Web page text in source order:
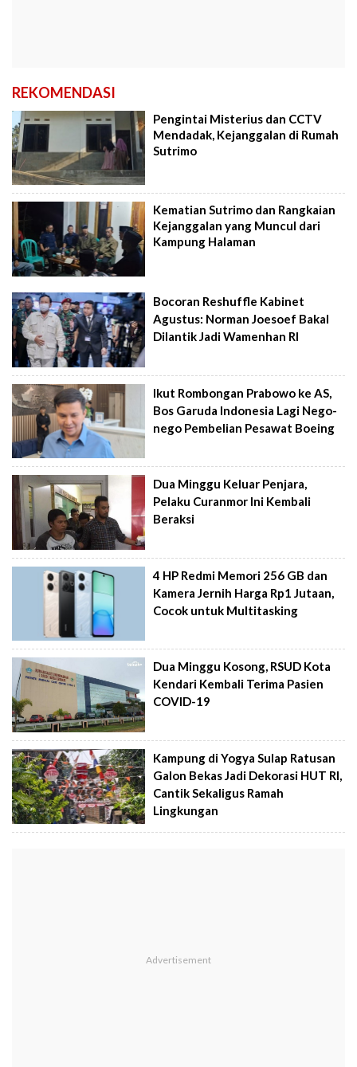
REKOMENDASI
Pengintai Misterius dan CCTV
Mendadak, Kejanggalan di Rumah
Sutrimo
Kematian Sutrimo dan Rangkaian
Kejanggalan yang Muncul dari
Kampung Halaman
Bocoran Reshuffle Kabinet
Agustus: Norman Joesoef Bakal
Dilantik Jadi Wamenhan RI
Ikut Rombongan Prabowo ke AS,
Bos Garuda Indonesia Lagi Nego-
nego Pembelian Pesawat Boeing
Dua Minggu Keluar Penjara,
Pelaku Curanmor Ini Kembali
Beraksi
4 HP Redmi Memori 256 GB dan
Kamera Jernih Harga Rp1 Jutaan,
Cocok untuk Multitasking
Dua Minggu Kosong, RSUD Kota
Kendari Kembali Terima Pasien
COVID-19
Kampung di Yogya Sulap Ratusan
Galon Bekas Jadi Dekorasi HUT RI,
Cantik Sekaligus Ramah
Lingkungan